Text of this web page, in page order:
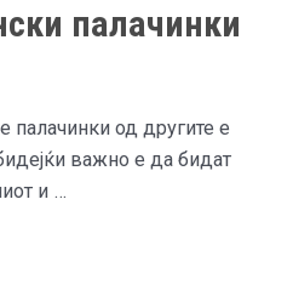
палачинки
палачинки од другите е
важно е да бидат
и …